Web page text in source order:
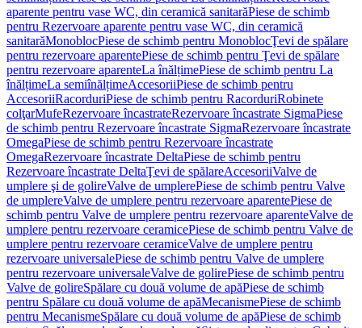
aparente pentru vase WC, din ceramică sanitarăPiese de schimb
pentru Rezervoare aparente pentru vase WC, din ceramică
sanitarăMonoblocPiese de schimb pentru MonoblocŢevi de spălare
pentru rezervoare aparentePiese de schimb pentru Ţevi de spălare
pentru rezervoare aparenteLa înălțimePiese de schimb pentru La
înălțimeLa semiînălțimeAccesoriiPiese de schimb pentru
AccesoriiRacorduriPiese de schimb pentru RacorduriRobinete
colţarMufeRezervoare încastrateRezervoare încastrate SigmaPiese
de schimb pentru Rezervoare încastrate SigmaRezervoare încastrate
OmegaPiese de schimb pentru Rezervoare încastrate
OmegaRezervoare încastrate DeltaPiese de schimb pentru
Rezervoare încastrate DeltaŢevi de spălareAccesoriiValve de
umplere şi de golireValve de umplerePiese de schimb pentru Valve
de umplereValve de umplere pentru rezervoare aparentePiese de
schimb pentru Valve de umplere pentru rezervoare aparenteValve de
umplere pentru rezervoare ceramicePiese de schimb pentru Valve de
umplere pentru rezervoare ceramiceValve de umplere pentru
rezervoare universalePiese de schimb pentru Valve de umplere
pentru rezervoare universaleValve de golirePiese de schimb pentru
Valve de golireSpălare cu două volume de apăPiese de schimb
pentru Spălare cu două volume de apăMecanismePiese de schimb
pentru MecanismeSpălare cu două volume de apăPiese de schimb